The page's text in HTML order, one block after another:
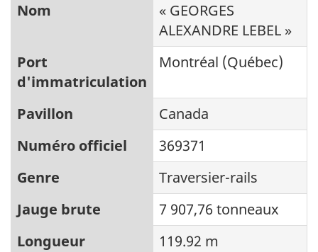
Nom
« GEORGES
ALEXANDRE LEBEL »
Port
d'immatriculation
Montréal (Québec)
Pavillon
Canada
Numéro officiel
369371
Genre
Traversier-rails
Jauge brute
7 907,76 tonneaux
Longueur
119.92 m